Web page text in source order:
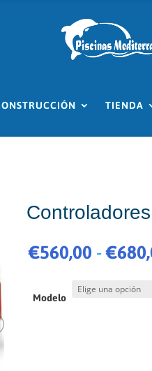
TIENDA
€560,00 - €
Modelo